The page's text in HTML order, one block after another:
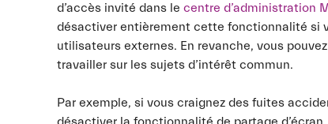
d’accès invité dans le centre d’administration
désactiver entièrement cette fonctionnalité si
utilisateurs externes. En revanche, vous
travailler sur les sujets d’intérêt commun.
Par exemple, si vous craignez des fuites